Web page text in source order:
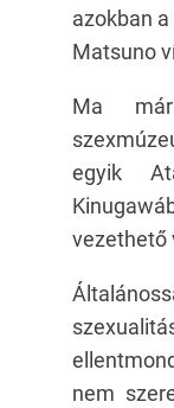
azokban
Matsuno
Ma
egyik
vezethető
nem